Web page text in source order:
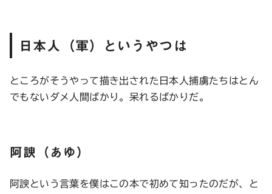
日本人（軍）というやつは
ところがそうやって描き出された日本人捕虜たちはとん
でもないダメ人間ばかり。呆れるばかりだ。
阿諛（あゆ）
阿諛という言葉を僕はこの本で初めて知ったのだが、と